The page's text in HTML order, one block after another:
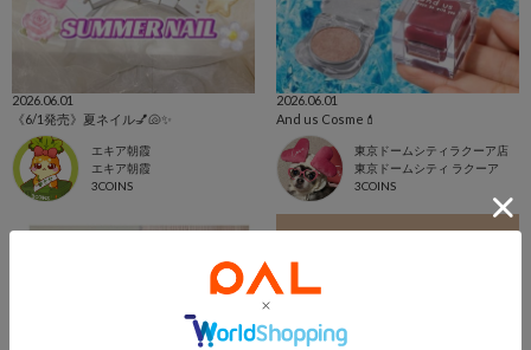
2026.06.01
《6/1発売》夏ネイル💅🐚✨
エキア朝霞
エキア朝霞
3COINS
2026.06.01
And us Cosme💄
東京ドームシティラクーア店
東京ドームシティ ラクーア
3COINS